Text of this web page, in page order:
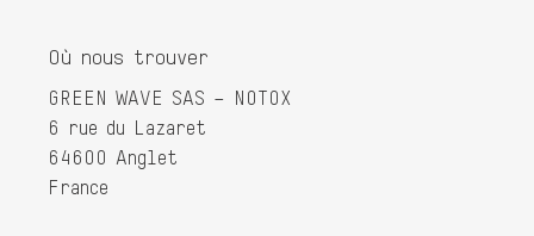
Où nous trouver
GREEN WAVE SAS – NOTOX
6 rue du Lazaret
64600 Anglet
France